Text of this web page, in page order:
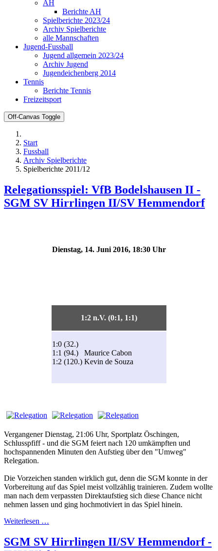
AH
Berichte AH
Spielberichte 2023/24
Archiv Spielberichte
alle Mannschaften
Jugend-Fussball
Jugend allgemein 2023/24
Archiv Jugend
Jugendeichenberg 2014
Tennis
Berichte Tennis
Freizeitsport
Off-Canvas Toggle
Start
Fussball
Archiv Spielberichte
Spielberichte 2011/12
Relegationsspiel: VfB Bodelshausen II -
SGM SV Hirrlingen II/SV Hemmendorf
Dienstag, 14. Juni 2016, 18:30 Uhr
1:2 n.V. (0:1, 1:1)
1:0 (32.)
1:1 (94.) Maurice Cabon
1:2 (120.) Kevin de Souza
Vergangener Dienstag, 21:06 Uhr, Sportplatz Öschingen,
Schlusspfiff - und die SGM feiert nach 120 umkämpften und
hochspannenden Minuten den Aufstieg über den "Umweg"
Relegation.
Die Vorzeichen standen wirklich gut, denn die SGM konnte in der
Vorbereitung auf das Spiel meist vollzählig trainieren. Zudem wollte
man nach dem verpassten Direktaufstieg sich diese Chance nicht
nehmen lassen und ging hochmotiviert in das Spiel hinein.
Weiterlesen …
SGM SV Hirrlingen II/SV Hemmendorf -